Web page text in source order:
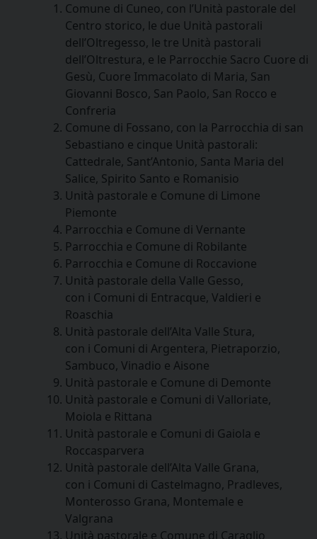
Comune di Cuneo, con l’Unità pastorale del
Centro storico, le due Unità pastorali
dell’Oltregesso, le tre Unità pastorali
dell’Oltrestura, e le Parrocchie Sacro Cuore di
Gesù, Cuore Immacolato di Maria, San
Giovanni Bosco, San Paolo, San Rocco e
Confreria
Comune di Fossano, con la Parrocchia di san
Sebastiano e cinque Unità pastorali:
Cattedrale, Sant’Antonio, Santa Maria del
Salice, Spirito Santo e Romanisio
Unità pastorale e Comune di Limone
Piemonte
Parrocchia e Comune di Vernante
Parrocchia e Comune di Robilante
Parrocchia e Comune di Roccavione
Unità pastorale della Valle Gesso,
con i Comuni di Entracque, Valdieri e
Roaschia
Unità pastorale dell’Alta Valle Stura,
con i Comuni di Argentera, Pietraporzio,
Sambuco, Vinadio e Aisone
Unità pastorale e Comune di Demonte
Unità pastorale e Comuni di Valloriate,
Moiola e Rittana
Unità pastorale e Comuni di Gaiola e
Roccasparvera
Unità pastorale dell’Alta Valle Grana,
con i Comuni di Castelmagno, Pradleves,
Monterosso Grana, Montemale e
Valgrana
Unità pastorale e Comune di Caraglio